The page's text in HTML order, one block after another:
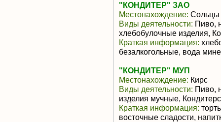
"КОНДИТЕР" ЗАО
Местонахождение: Сольцы
Виды деятельности: Пиво,
хлебобулочные изделия,
Краткая информация:
безалкогольные, вода
"КОНДИТЕР" МУП
Местонахождение: Кирс
Виды деятельности: Пиво,
изделия мучные,
Краткая информация:
восточные сладости,